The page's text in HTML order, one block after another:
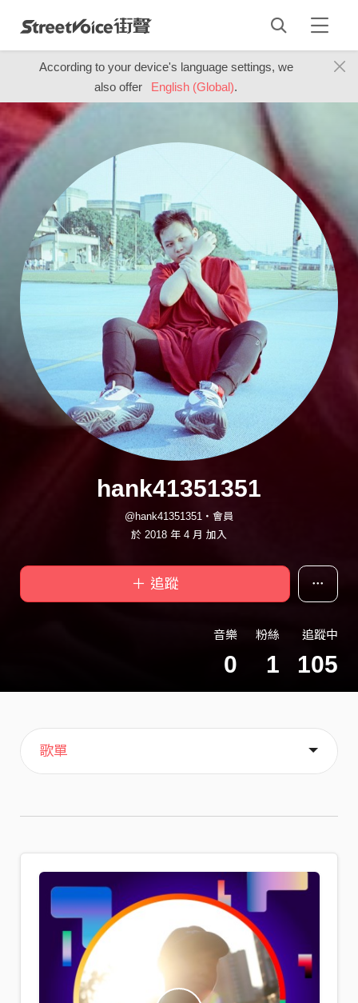
According to your device's language settings, we
also offer
English (Global).
hank41351351
@hank41351351・會員
於 2018 年 4 月 加入
＋ 追蹤
音樂
0
粉絲
1
追蹤中
105
主頁
歌單
喜歡
關於